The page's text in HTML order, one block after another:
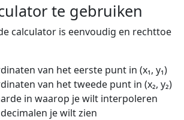
te gebruiken
calculator is eenvoudig en rechttoe
van het eerste punt in (x₁, y₁)
van het tweede punt in (x₂, y₂)
in waarop je wilt interpoleren
je wilt zien